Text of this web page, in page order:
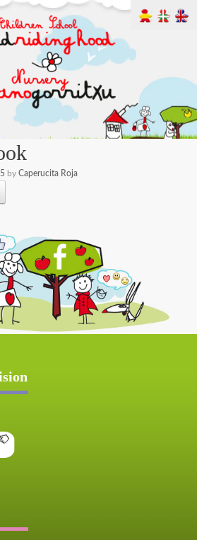
by Caperucita Roja